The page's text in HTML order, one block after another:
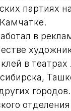
партиях
в
в
городов.